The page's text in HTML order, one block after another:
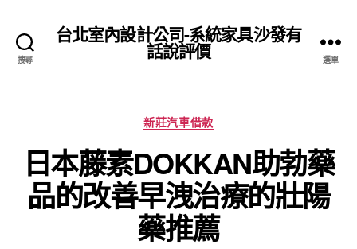
搜尋
台北室內設計公司-系統家具沙發有
話說評價 選單
分
類
新莊汽車借款
日本藤素DOKKAN助勃藥
品的改善早洩治療的壯陽
藥推薦